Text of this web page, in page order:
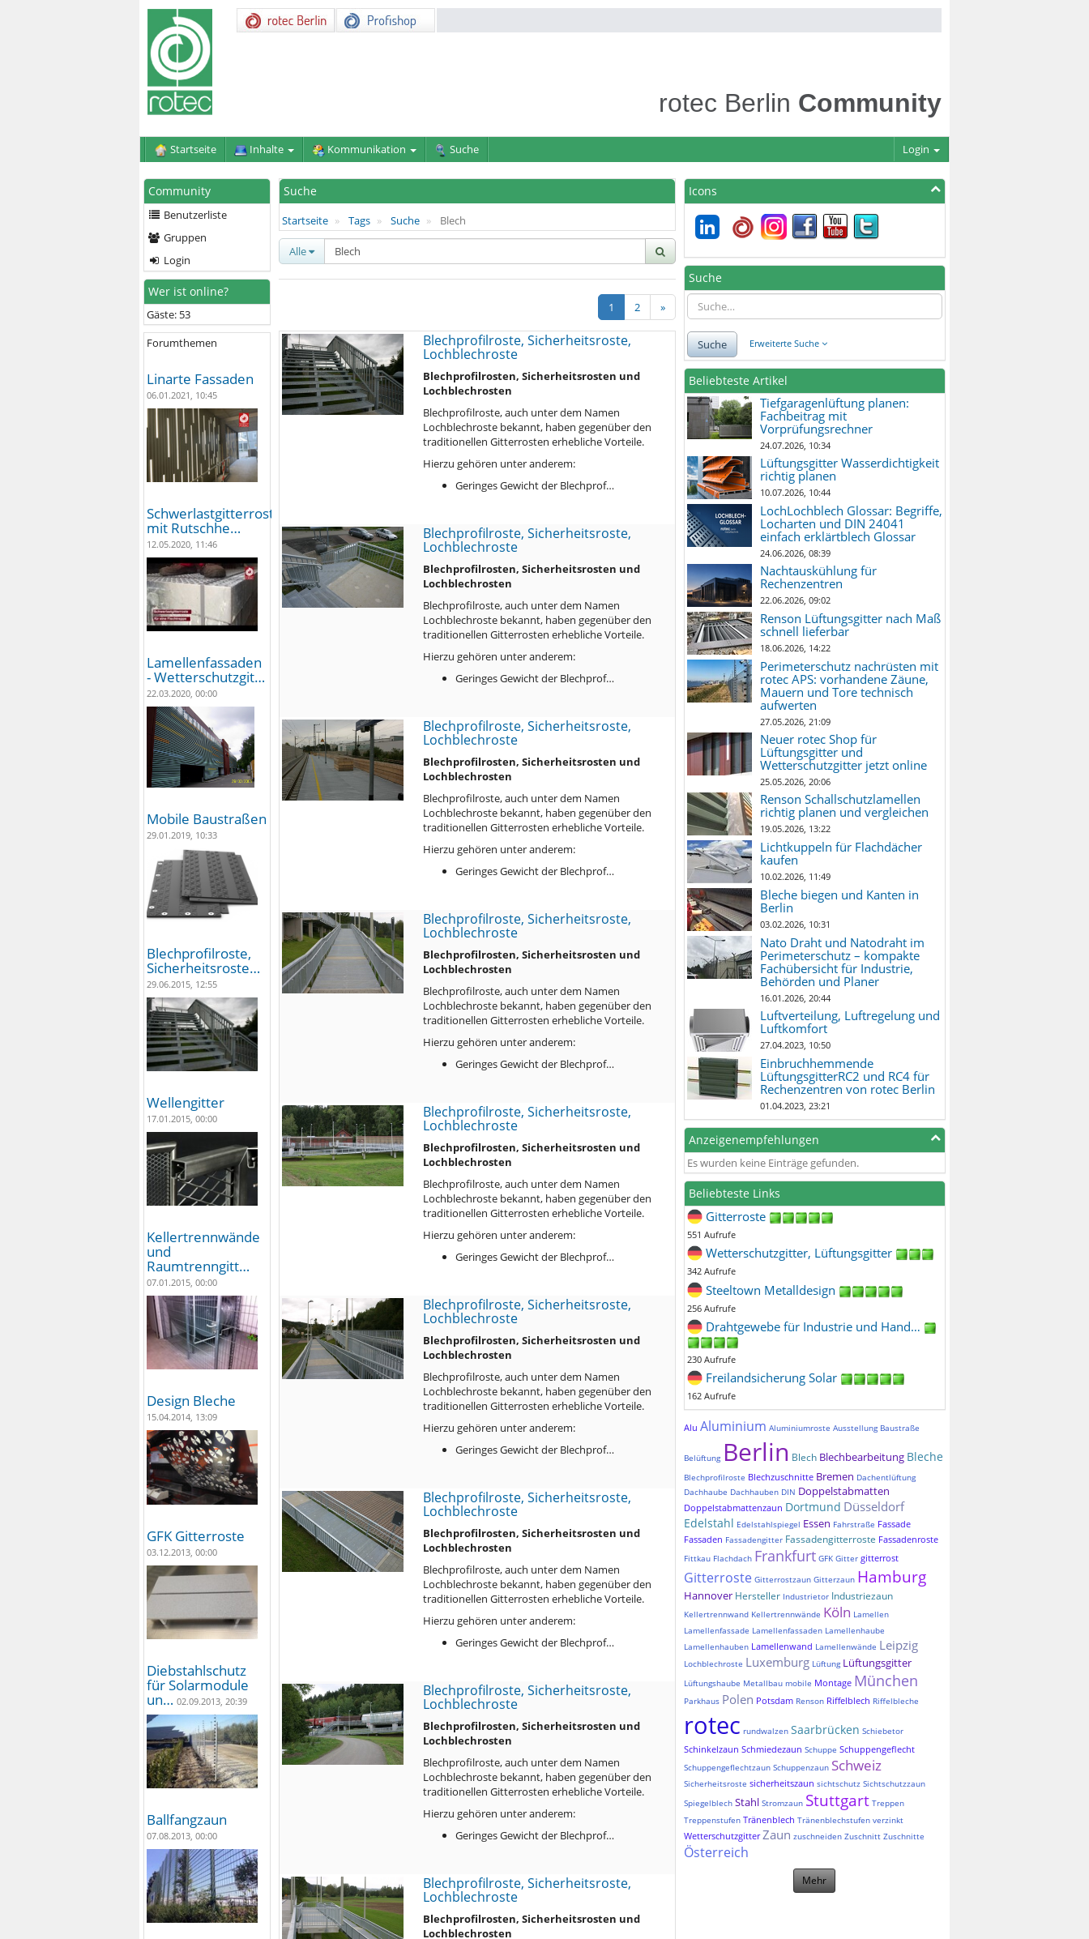
rotec Berlin Community
Startseite Inhalte Kommunikation Suche Login
Community
Benutzerliste
Gruppen
Login
Wer ist online?
Gäste: 53
Forumthemen
Linarte Fassaden
06.01.2021, 10:45
Schwerlastgitterroste
mit Rutschhe…
12.05.2020, 11:46
Lamellenfassaden
- Wetterschutzgit…
22.03.2020, 00:00
Mobile Baustraßen
29.01.2019, 10:33
Blechprofilroste,
Sicherheitsroste…
29.06.2015, 12:55
Wellengitter
17.01.2015, 00:00
Kellertrennwände
und
Raumtrenngitt…
07.01.2015, 00:00
Design Bleche
15.04.2014, 13:09
GFK Gitterroste
03.12.2013, 00:00
Diebstahlschutz
für Solarmodule
un… 02.09.2013, 20:39
Ballfangzaun
07.08.2013, 00:00
Suche
Startseite Tags Suche Blech
Alle
1 2 »
Blechprofilroste, Sicherheitsroste,
Lochblechroste
Blechprofilrosten, Sicherheitsrosten und
Lochblechrosten
Blechprofilroste, auch unter dem Namen
Lochblechroste bekannt, haben gegenüber den
traditionellen Gitterrosten erhebliche Vorteile.
Hierzu gehören unter anderem:
Geringes Gewicht der Blechprof…
Blechprofilroste, Sicherheitsroste,
Lochblechroste
Blechprofilrosten, Sicherheitsrosten und
Lochblechrosten
Blechprofilroste, auch unter dem Namen
Lochblechroste bekannt, haben gegenüber den
traditionellen Gitterrosten erhebliche Vorteile.
Hierzu gehören unter anderem:
Geringes Gewicht der Blechprof…
Blechprofilroste, Sicherheitsroste,
Lochblechroste
Blechprofilrosten, Sicherheitsrosten und
Lochblechrosten
Blechprofilroste, auch unter dem Namen
Lochblechroste bekannt, haben gegenüber den
traditionellen Gitterrosten erhebliche Vorteile.
Hierzu gehören unter anderem:
Geringes Gewicht der Blechprof…
Blechprofilroste, Sicherheitsroste,
Lochblechroste
Blechprofilrosten, Sicherheitsrosten und
Lochblechrosten
Blechprofilroste, auch unter dem Namen
Lochblechroste bekannt, haben gegenüber den
traditionellen Gitterrosten erhebliche Vorteile.
Hierzu gehören unter anderem:
Geringes Gewicht der Blechprof…
Blechprofilroste, Sicherheitsroste,
Lochblechroste
Blechprofilrosten, Sicherheitsrosten und
Lochblechrosten
Blechprofilroste, auch unter dem Namen
Lochblechroste bekannt, haben gegenüber den
traditionellen Gitterrosten erhebliche Vorteile.
Hierzu gehören unter anderem:
Geringes Gewicht der Blechprof…
Blechprofilroste, Sicherheitsroste,
Lochblechroste
Blechprofilrosten, Sicherheitsrosten und
Lochblechrosten
Blechprofilroste, auch unter dem Namen
Lochblechroste bekannt, haben gegenüber den
traditionellen Gitterrosten erhebliche Vorteile.
Hierzu gehören unter anderem:
Geringes Gewicht der Blechprof…
Blechprofilroste, Sicherheitsroste,
Lochblechroste
Blechprofilrosten, Sicherheitsrosten und
Lochblechrosten
Blechprofilroste, auch unter dem Namen
Lochblechroste bekannt, haben gegenüber den
traditionellen Gitterrosten erhebliche Vorteile.
Hierzu gehören unter anderem:
Geringes Gewicht der Blechprof…
Blechprofilroste, Sicherheitsroste,
Lochblechroste
Blechprofilrosten, Sicherheitsrosten und
Lochblechrosten
Blechprofilroste, auch unter dem Namen
Lochblechroste bekannt, haben gegenüber den
traditionellen Gitterrosten erhebliche Vorteile.
Hierzu gehören unter anderem:
Geringes Gewicht der Blechprof…
Blechprofilroste, Sicherheitsroste,
Lochblechroste
Blechprofilrosten, Sicherheitsrosten und
Lochblechrosten
Icons
Suche
Suche Erweiterte Suche
Beliebteste Artikel
Tiefgaragenlüftung planen:
Fachbeitrag mit
Vorprüfungsrechner
24.07.2026, 10:34
Lüftungsgitter Wasserdichtigkeit
richtig planen
10.07.2026, 10:44
LochLochblech Glossar: Begriffe,
Locharten und DIN 24041
einfach erklärtblech Glossar
24.06.2026, 08:39
Nachtauskühlung für
Rechenzentren
22.06.2026, 09:02
Renson Lüftungsgitter nach Maß
schnell lieferbar
18.06.2026, 14:22
Perimeterschutz nachrüsten mit
rotec APS: vorhandene Zäune,
Mauern und Tore technisch
aufwerten
27.05.2026, 21:09
Neuer rotec Shop für
Lüftungsgitter und
Wetterschutzgitter jetzt online
25.05.2026, 20:06
Renson Schallschutzlamellen
richtig planen und vergleichen
19.05.2026, 13:22
Lichtkuppeln für Flachdächer
kaufen
10.02.2026, 11:49
Bleche biegen und Kanten in
Berlin
03.02.2026, 10:31
Nato Draht und Natodraht im
Perimeterschutz – kompakte
Fachübersicht für Industrie,
Behörden und Planer
16.01.2026, 20:44
Luftverteilung, Luftregelung und
Luftkomfort
27.04.2023, 10:50
Einbruchhemmende
LüftungsgitterRC2 und RC4 für
Rechenzentren von rotec Berlin
01.04.2023, 23:21
Anzeigenempfehlungen
Es wurden keine Einträge gefunden.
Beliebteste Links
Gitterroste
551 Aufrufe
Wetterschutzgitter, Lüftungsgitter
342 Aufrufe
Steeltown Metalldesign
256 Aufrufe
Drahtgewebe für Industrie und Hand…
230 Aufrufe
Freilandsicherung Solar
162 Aufrufe
Alu Aluminium Aluminiumroste Ausstellung Baustraße
Belüftung Berlin Blech Blechbearbeitung Bleche
Blechprofilroste Blechzuschnitte Bremen Dachentlüftung
Dachhaube Dachhauben DIN Doppelstabmatten
Doppelstabmattenzaun Dortmund Düsseldorf
Edelstahl Edelstahlspiegel Essen Fahrstraße Fassade
Fassaden Fassadengitter Fassadengitterroste Fassadenroste
Fittkau Flachdach Frankfurt GFK Gitter gitterrost
Gitterroste Gitterrostzaun Gitterzaun Hamburg
Hannover Hersteller Industrietor Industriezaun
Kellertrennwand Kellertrennwände Köln Lamellen
Lamellenfassade Lamellenfassaden Lamellenhaube
Lamellenhauben Lamellenwand Lamellenwände Leipzig
Lochblechroste Luxemburg Lüftung Lüftungsgitter
Lüftungshaube Metallbau mobile Montage München
Parkhaus Polen Potsdam Renson Riffelblech Riffelbleche
rotec rundwalzen Saarbrücken Schiebetor
Schinkelzaun Schmiedezaun Schuppe Schuppengeflecht
Schuppengeflechtzaun Schuppenzaun Schweiz
Sicherheitsroste sicherheitszaun sichtschutz Sichtschutzzaun
Spiegelblech Stahl Stromzaun Stuttgart Treppen
Treppenstufen Tränenblech Tränenblechstufen verzinkt
Wetterschutzgitter Zaun zuschneiden Zuschnitt Zuschnitte
Österreich
Mehr